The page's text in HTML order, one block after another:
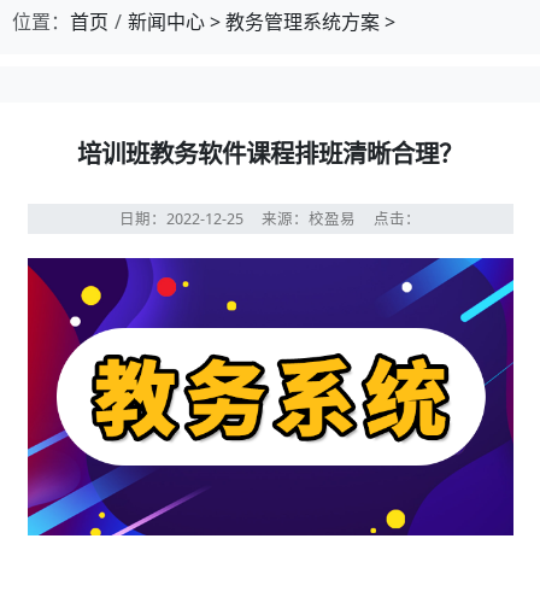
位置： 首页 新闻中心>教务管理系统方案>
培训班教务软件课程排班清晰合理？
日期：2022-12-25 来源：校盈易 点击：